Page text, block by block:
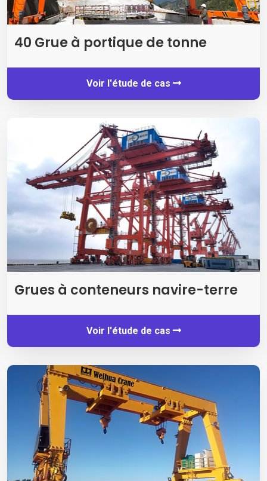
40 Grue à portique de tonne
Voir l'étude de cas
Grues à conteneurs navire-terre
Voir l'étude de cas